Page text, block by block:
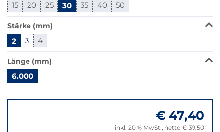
Variante
nicht
verfügbar.
Bei
Klick
wechselt
der
Filter
auf
15 20 25 30 35 40 50
Stärke (mm)
2 3 4
Länge (mm)
6.000
zu
€ 47,40
inkl. 20 % MwSt., netto € 39,50